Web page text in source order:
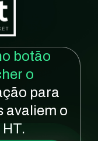
botão
o
para
avaliem o